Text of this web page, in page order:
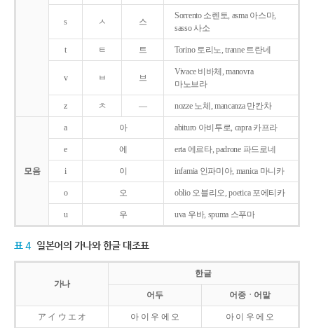
s ㅅ 스
Sorrento 소렌토, asma 아스마,
sasso 사소
t ㅌ 트 Torino 토리노, tranne 트란네
v ㅂ 브
Vivace 비바체, manovra
마노브라
z ㅊ ― nozze 노체, mancanza 만칸차
모음
a 아 abituro 아비투로, capra 카프라
e 에 erta 에르타, padrone 파드로네
i 이 infamia 인파미아, manica 마니카
o 오 oblio 오블리오, poetica 포에티카
u 우 uva 우바, spuma 스푸마
표 4 일본어의 가나와 한글 대조표
가나
한글
어두 어중ㆍ어말
ア イ ウ エ オ 아 이 우 에 오 아 이 우 에 오